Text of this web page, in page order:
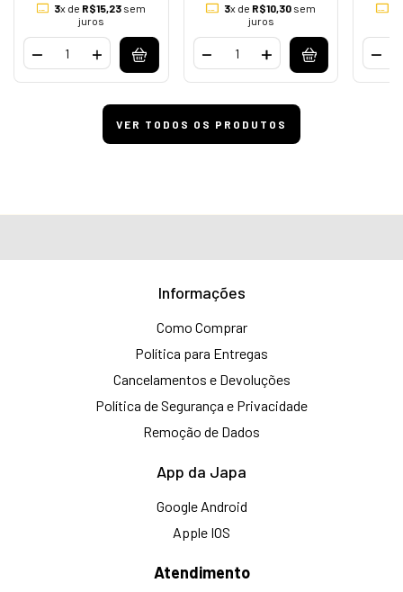
3x de R$15,23 sem
juros
3x de R$10,30sem
juros
VER TODOS OS PRODUTOS
Informações
Como Comprar
Política para Entregas
Cancelamentos e Devoluções
Política de Segurança e Privacidade
Remoção de Dados
App da Japa
Google Android
Apple IOS
Atendimento